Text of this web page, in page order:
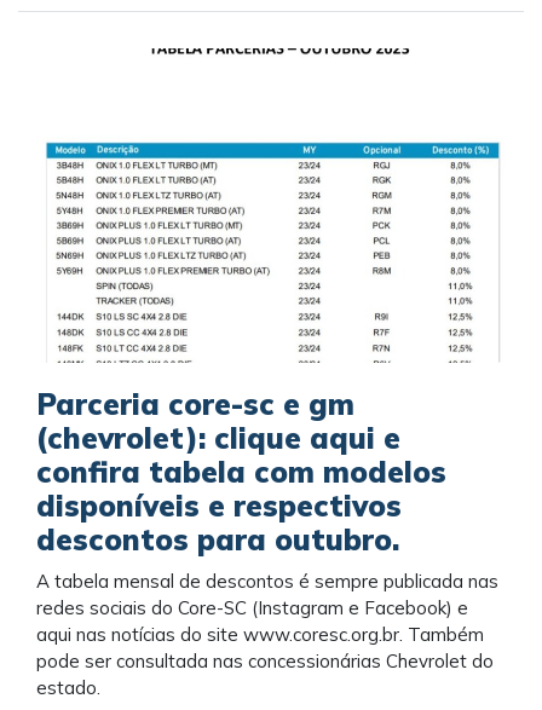
Parceria core-sc e gm
(chevrolet): clique aqui e
confira tabela com modelos
disponíveis e respectivos
descontos para outubro.
A tabela mensal de descontos é sempre publicada nas
redes sociais do Core-SC (Instagram e Facebook) e
aqui nas notícias do site www.coresc.org.br. Também
pode ser consultada nas concessionárias Chevrolet do
estado.